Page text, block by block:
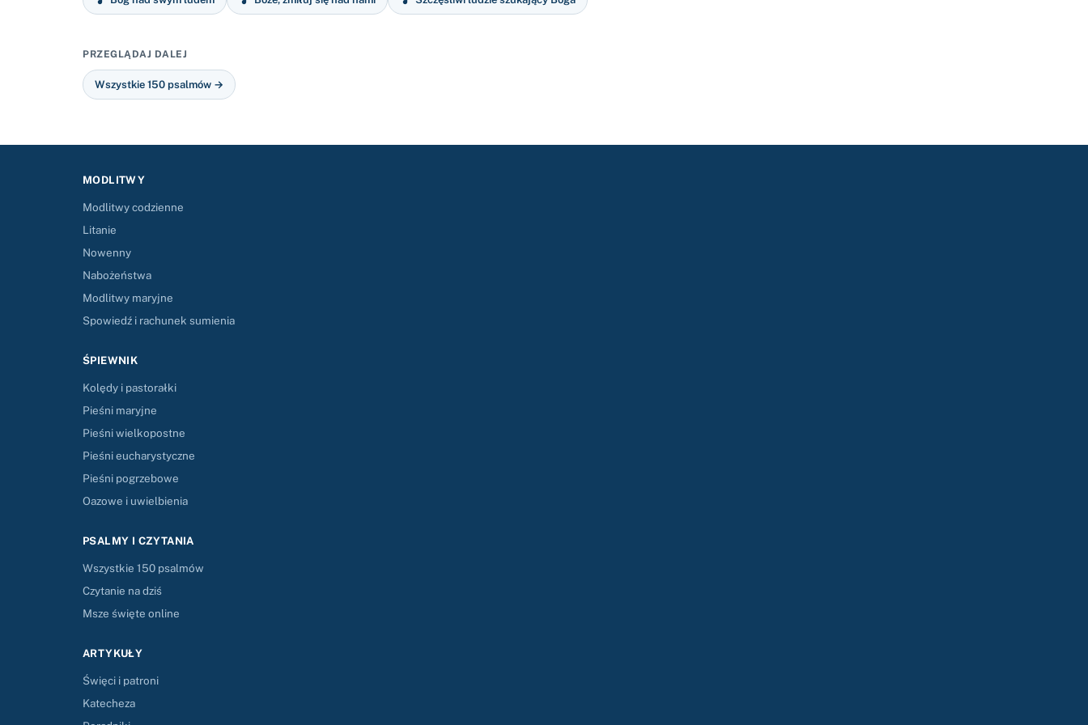
PRZEGLĄDAJ DALEJ
Wszystkie 150 psalmów →
MODLITWY
Modlitwy codzienne
Litanie
Nowenny
Nabożeństwa
Modlitwy maryjne
Spowiedź i rachunek sumienia
ŚPIEWNIK
Kolędy i pastorałki
Pieśni maryjne
Pieśni wielkopostne
Pieśni eucharystyczne
Pieśni pogrzebowe
Oazowe i uwielbienia
PSALMY I CZYTANIA
Wszystkie 150 psalmów
Czytanie na dziś
Msze święte online
ARTYKUŁY
Święci i patroni
Katecheza